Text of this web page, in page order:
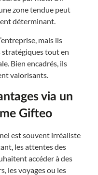
zone tendue peut
déterminant.
mais ils
tout en
Bien encadrés, ils
valorisants.
via un
Gifteo
est souvent irréaliste
les attentes des
accéder à des
les voyages ou les